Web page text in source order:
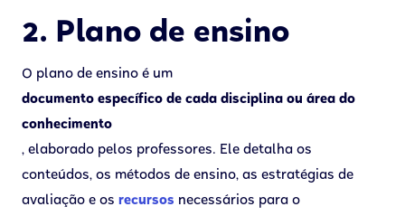
2. Plano de ensino
O plano de ensino é um
documento específico de cada disciplina ou área do
conhecimento
, elaborado pelos professores. Ele detalha os
conteúdos, os métodos de ensino, as estratégias de
avaliação e os recursos necessários para o